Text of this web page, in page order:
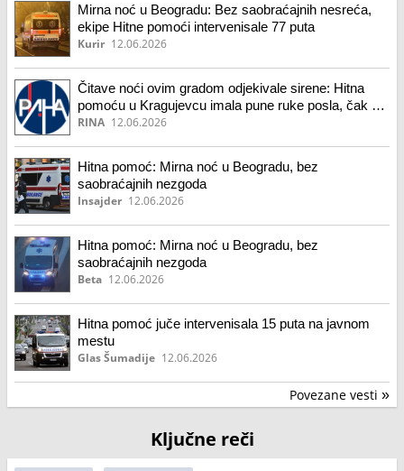
Mirna noć u Beogradu: Bez saobraćajnih nesreća,
ekipe Hitne pomoći intervenisale 77 puta
Kurir 12.06.2026
Čitave noći ovim gradom odjekivale sirene: Hitna
pomoću u Kragujevcu imala pune ruke posla, čak 47
intervencija
RINA 12.06.2026
Hitna pomoć: Mirna noć u Beogradu, bez
saobraćajnih nezgoda
Insajder 12.06.2026
Hitna pomoć: Mirna noć u Beogradu, bez
saobraćajnih nezgoda
Beta 12.06.2026
Hitna pomoć juče intervenisala 15 puta na javnom
mestu
Glas Šumadije 12.06.2026
Povezane vesti »
Ključne reči